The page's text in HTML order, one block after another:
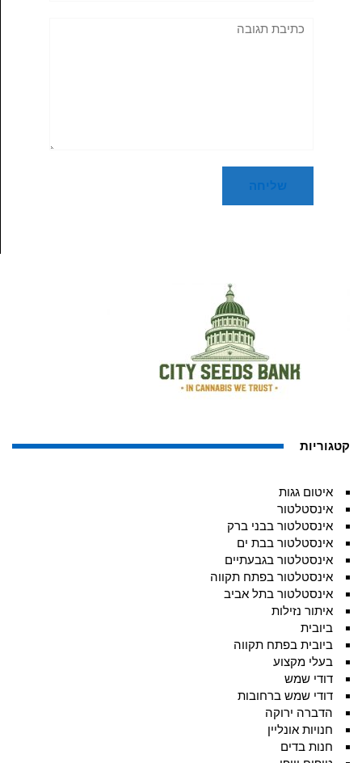
תגובה
קטגוריות
איטום גגות
אינסטלטור
אינסטלטור בבני ברק
אינסטלטור בבת ים
אינסטלטור בגבעתיים
אינסטלטור בפתח תקווה
אינסטלטור בתל אביב
איתור נזילות
ביובית
ביובית בפתח תקווה
בעלי מקצוע
דודי שמש
דודי שמש ברחובות
הדברה ירוקה
חנויות אונליין
חנות בדים